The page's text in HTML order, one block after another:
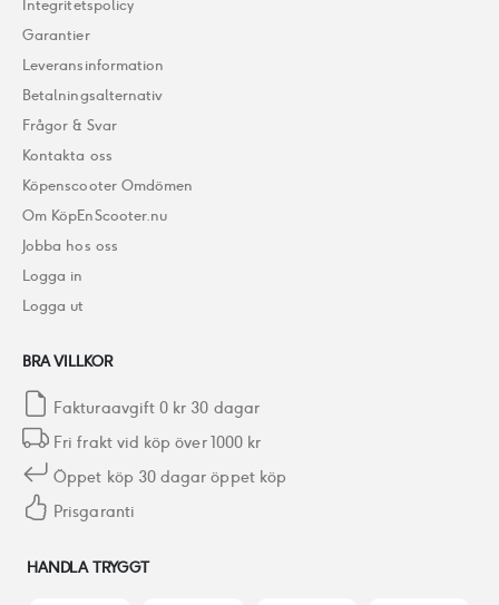
Integritetspolicy
Garantier
Leveransinformation
Betalningsalternativ
Frågor & Svar
Kontakta oss
Köpenscooter Omdömen
Om KöpEnScooter.nu
Jobba hos oss
Logga in
Logga ut
BRA VILLKOR
Fakturaavgift 0 kr 30 dagar
Fri frakt vid köp över 1000 kr
Öppet köp 30 dagar öppet köp
Prisgaranti
HANDLA TRYGGT